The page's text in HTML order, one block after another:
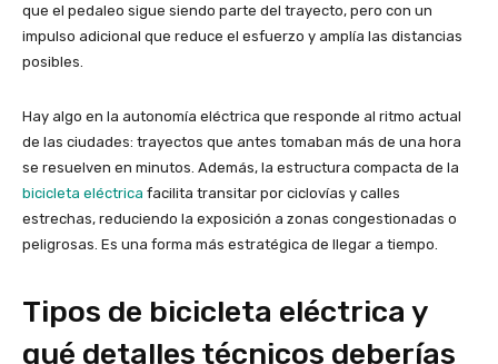
que el pedaleo sigue siendo parte del trayecto, pero con un
impulso adicional que reduce el esfuerzo y amplía las distancias
posibles.
Hay algo en la autonomía eléctrica que responde al ritmo actual
de las ciudades: trayectos que antes tomaban más de una hora
se resuelven en minutos. Además, la estructura compacta de la
bicicleta eléctrica facilita transitar por ciclovías y calles
estrechas, reduciendo la exposición a zonas congestionadas o
peligrosas. Es una forma más estratégica de llegar a tiempo.
Tipos de bicicleta eléctrica y
qué detalles técnicos deberías